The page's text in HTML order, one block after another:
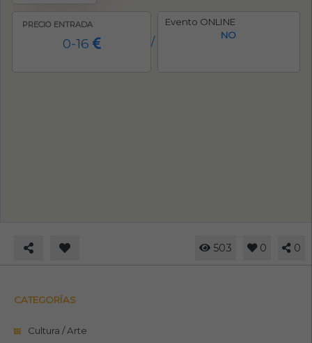
PRECIO ENTRADA
0-16 /
Evento ONLINE
NO
503 0 0
CATEGORÍAS
Cultura / Arte